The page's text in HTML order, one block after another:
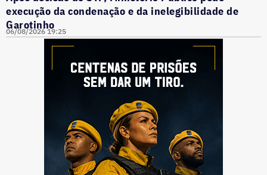
execução da condenação e da inelegibilidade de
Garotinho
06/08/2026 19:25